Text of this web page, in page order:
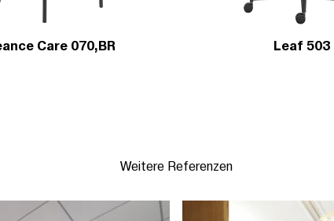
Care 070,BR Leaf 503
Weitere Referenzen